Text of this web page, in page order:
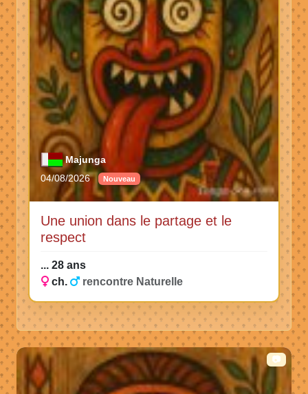
Majunga
04/08/2026
Nouveau
Une union dans le partage et le
respect
... 28 ans
ch.
rencontre Naturelle
📷